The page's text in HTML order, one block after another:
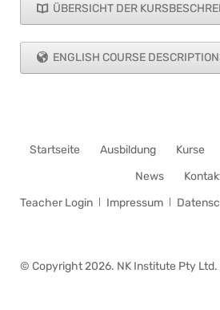
ÜBERSICHT DER
ENGLISH COURSE
Navigation
Startseite Ausbildung Kurse
News
Navigation
Teacher Login Impressum
© Copyright 2026. NK Institute Pty